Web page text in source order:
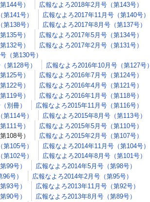
144号）
広報なよろ2018年2月号（第143号）
141号）
広報なよろ2017年11月号（第140号）
138号）
広報なよろ2017年8月号（第137号）
135号）
広報なよろ2017年5月号（第134号）
132号）
広報なよろ2017年2月号（第131号）
（第130号）
第128号）
広報なよろ2016年10月号（第127号）
125号）
広報なよろ2016年7月号（第124号）
122号）
広報なよろ2016年4月号（第121号）
119号）
広報なよろ2016年1月号（第118号）
別冊）
広報なよろ2015年11月号（第116号）
114号）
広報なよろ2015年8月号（第113号）
111号）
広報なよろ2015年5月号（第110号）
108号）
広報なよろ2015年2月号（第107号）
105号）
広報なよろ2014年11月号（第104号）
102号）
広報なよろ2014年8月号（第101号）
99号）
広報なよろ2014年5月号（第98号）
号）
広報なよろ2014年2月号（第95号）
93号）
広報なよろ2013年11月号（第92号）
90号）
広報なよろ2013年8月号（第89号）